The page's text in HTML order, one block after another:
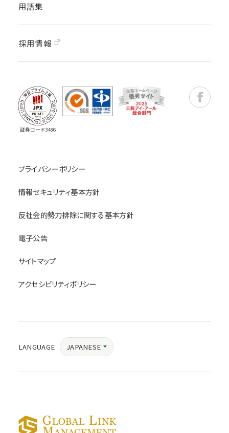
用語集
採用情報
Facebook
証券コード3486
プライバシーポリシー
情報セキュリティ基本方針
反社会的勢力排除に関する基本方針
電子公告
サイトマップ
アクセシビリティポリシー
LANGUAGE JAPANESE